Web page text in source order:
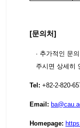
[문의처]
∙ 추가적인 문
주시면 상세히
Tel: +82-2-820-
Email:
Homepage: